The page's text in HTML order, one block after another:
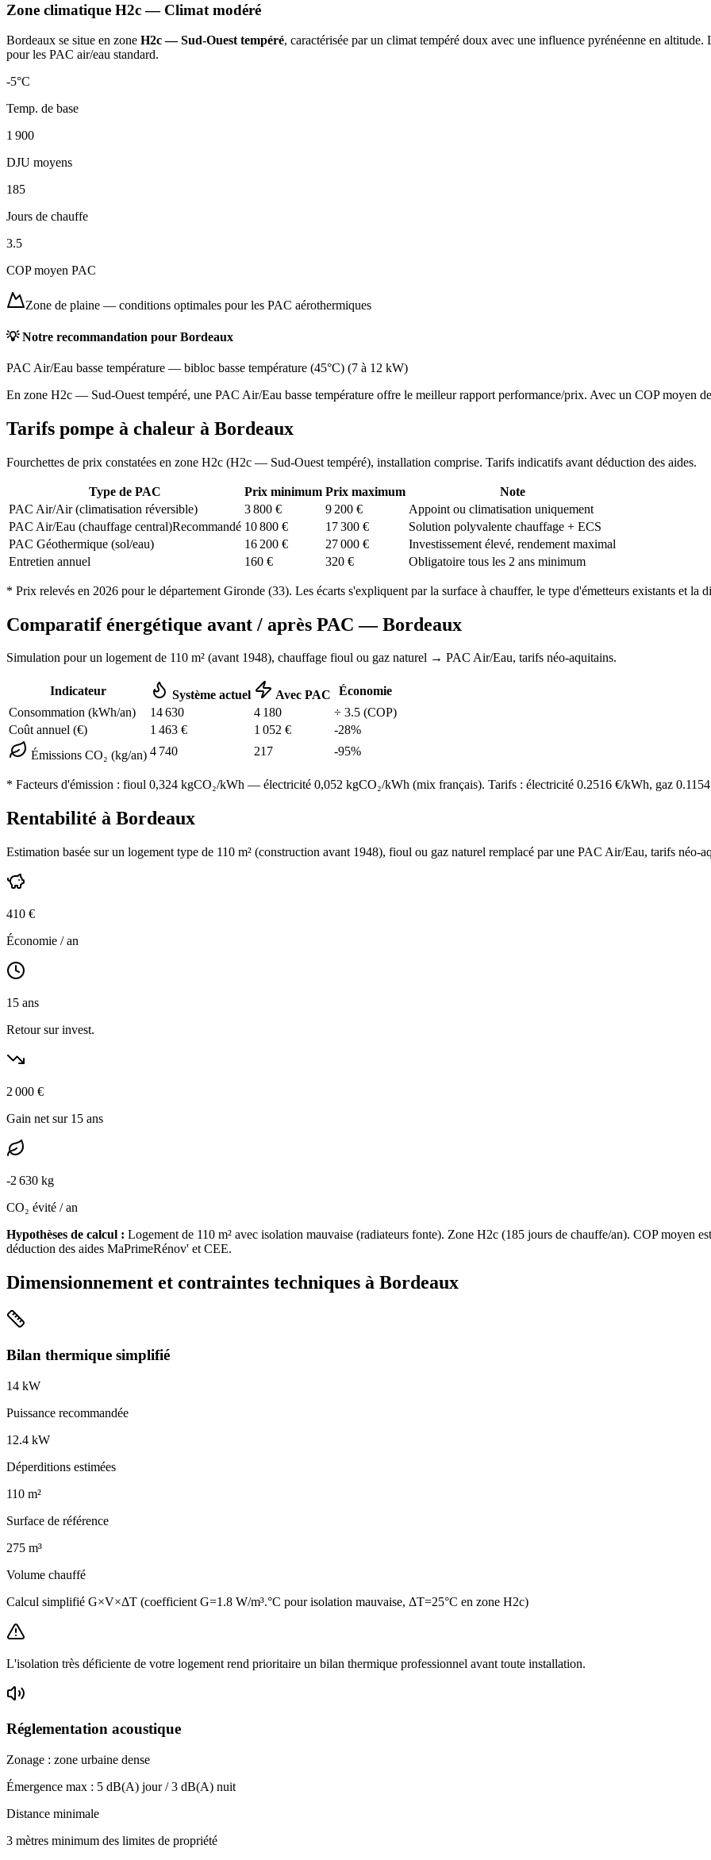
Zone climatique H2c— Climat modéré
Bordeaux se situe en zone H2c — Sud-Ouest tempéré, caractérisée par un climat tempéré doux avec une influence pyrénéenne en
pour les PAC air/eau standard.
-5°C
Temp. de base
1 900
DJU moyens
185
Jours de chauffe
3.5
COP moyen PAC
Zone de plaine — conditions optimales pour les PAC aérothermiques
💡 Notre recommandation pour Bordeaux
PAC Air/Eau basse température — bibloc basse température (45°C) (7 à 12 kW)
En zone H2c — Sud-Ouest tempéré, une PAC Air/Eau basse température offre le meilleur rapport performance/prix. Avec un COP moyen
Tarifs pompe à chaleur à Bordeaux
Fourchettes de prix constatées en zone H2c (H2c — Sud-Ouest tempéré), installation comprise. Tarifs indicatifs avant déduction des aides.
Type de PAC Prix minimum Prix maximum
Note
PAC Air/Air (climatisation réversible)
3 800 € 9 200 €
Appoint ou climatisation uniquement
PAC Air/Eau (chauffage central)Recommandé 10 800 € 17 300 €
Solution polyvalente chauffage + ECS
PAC Géothermique (sol/eau)
16 200 € 27 000 €
Investissement élevé, rendement maximal
Entretien annuel
160 € 320 € Obligatoire tous les 2 ans minimum
* Prix relevés en 2026 pour le département Gironde (33). Les écarts s'expliquent par la surface à chauffer, le type d'émetteurs existants et la
Comparatif énergétique avant / après PAC —Bordeaux
Simulation pour un logement de 110 m² (avant 1948), chauffage fioul ou gaz naturel → PAC Air/Eau, tarifs néo-aquitains.
Indicateur Système actuel Avec PAC
Économie
Consommation (kWh/an)
14 630 4 180 ÷ 3.5 (COP)
Coût annuel (€)
1 463 € 1 052 € -28%
Émissions CO₂ (kg/an) 4 740 217 -95%
* Facteurs d'émission : fioul 0,324 kgCO₂/kWh — électricité 0,052 kgCO₂/kWh (mix français). Tarifs : électricité 0.2516 €/kWh, gaz 0.1154
Rentabilité à Bordeaux
Estimation basée sur un logement type de 110 m² (construction avant 1948), fioul ou gaz naturel remplacé par une PAC Air/Eau, tarifs néo-
410 €
Économie / an
15 ans
Retour sur invest.
2 000 €
Gain net sur 15 ans
-2 630 kg
CO₂ évité / an
Hypothèses de calcul : Logement de 110 m² avec isolation mauvaise (radiateurs fonte). Zone H2c (185 jours de chauffe/an). COP moyen
déduction des aides MaPrimeRénov' et CEE.
Dimensionnement et contraintes techniques à Bordeaux
Bilan thermique simplifié
14 kW
Puissance recommandée
12.4 kW
Déperditions estimées
110 m²
Surface de référence
275 m³
Volume chauffé
Calcul simplifié G×V×ΔT (coefficient G=1.8 W/m³.°C pour isolation mauvaise, ΔT=25°C en zone H2c)
L'isolation très déficiente de votre logement rend prioritaire un bilan thermique professionnel avant toute installation.
Réglementation acoustique
Zonage : zone urbaine dense
Émergence max : 5 dB(A) jour /3 dB(A) nuit
Distance minimale
3 mètres minimum des limites de propriété